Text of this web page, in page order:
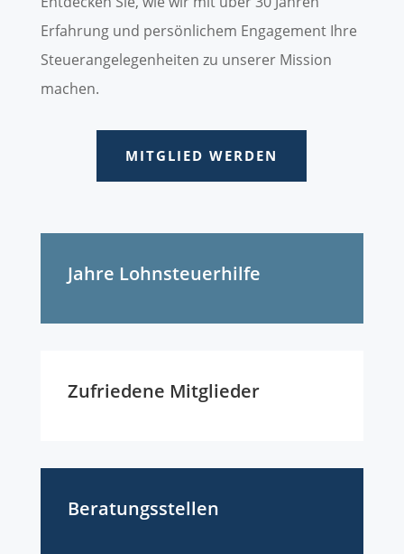
Erfahrung und persönlichem Engagement Ihre
Steuerangelegenheiten zu unserer Mission
machen.
MITGLIED WERDEN
Jahre Lohnsteuerhilfe
Zufriedene Mitglieder
Beratungsstellen